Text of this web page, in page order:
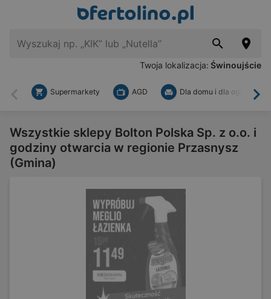
Twoja lokalizacja: Świnoujście
Wstecz
Supermarkety AGD Dla domu i dla ogrodu
Wszystkie sklepy Bolton Polska Sp. z o.o. i
godziny otwarcia w regionie Przasnysz
(Gmina)